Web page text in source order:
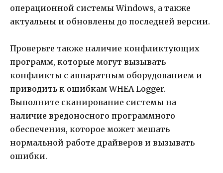
операционной системы Windows, а также
актуальны и обновлены до последней версии.
Проверьте также наличие конфликтующих
программ, которые могут вызывать
конфликты с аппаратным оборудованием и
приводить к ошибкам WHEA Logger.
Выполните сканирование системы на
наличие вредоносного программного
обеспечения, которое может мешать
нормальной работе драйверов и вызывать
ошибки.